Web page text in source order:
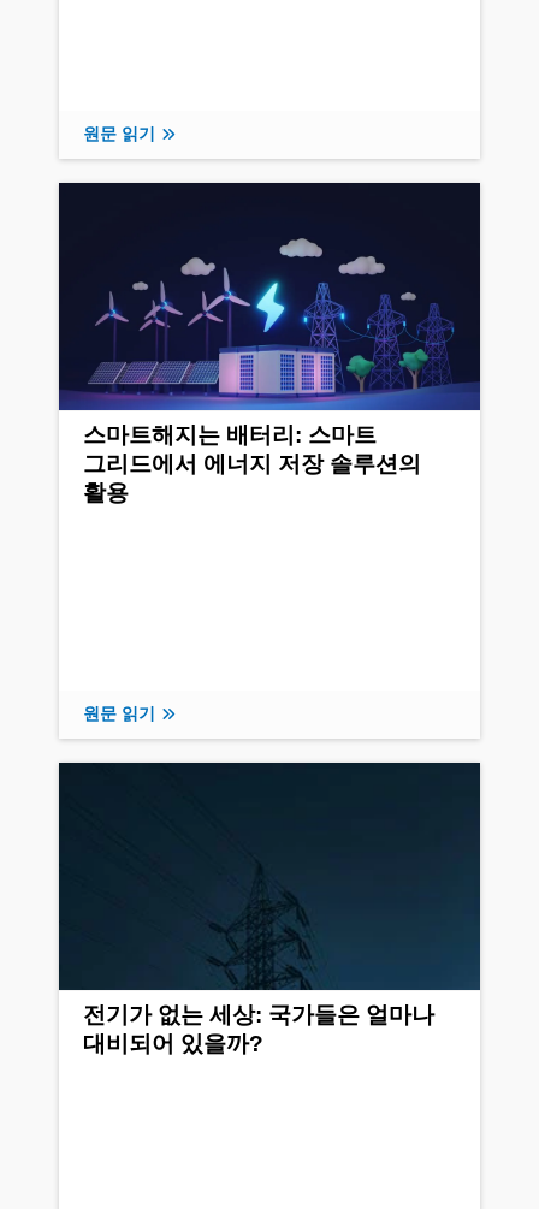
원문 읽기
스마트해지는 배터리: 스마트
그리드에서 에너지 저장 솔루션의
활용
원문 읽기
전기가 없는 세상: 국가들은 얼마나
대비되어 있을까?